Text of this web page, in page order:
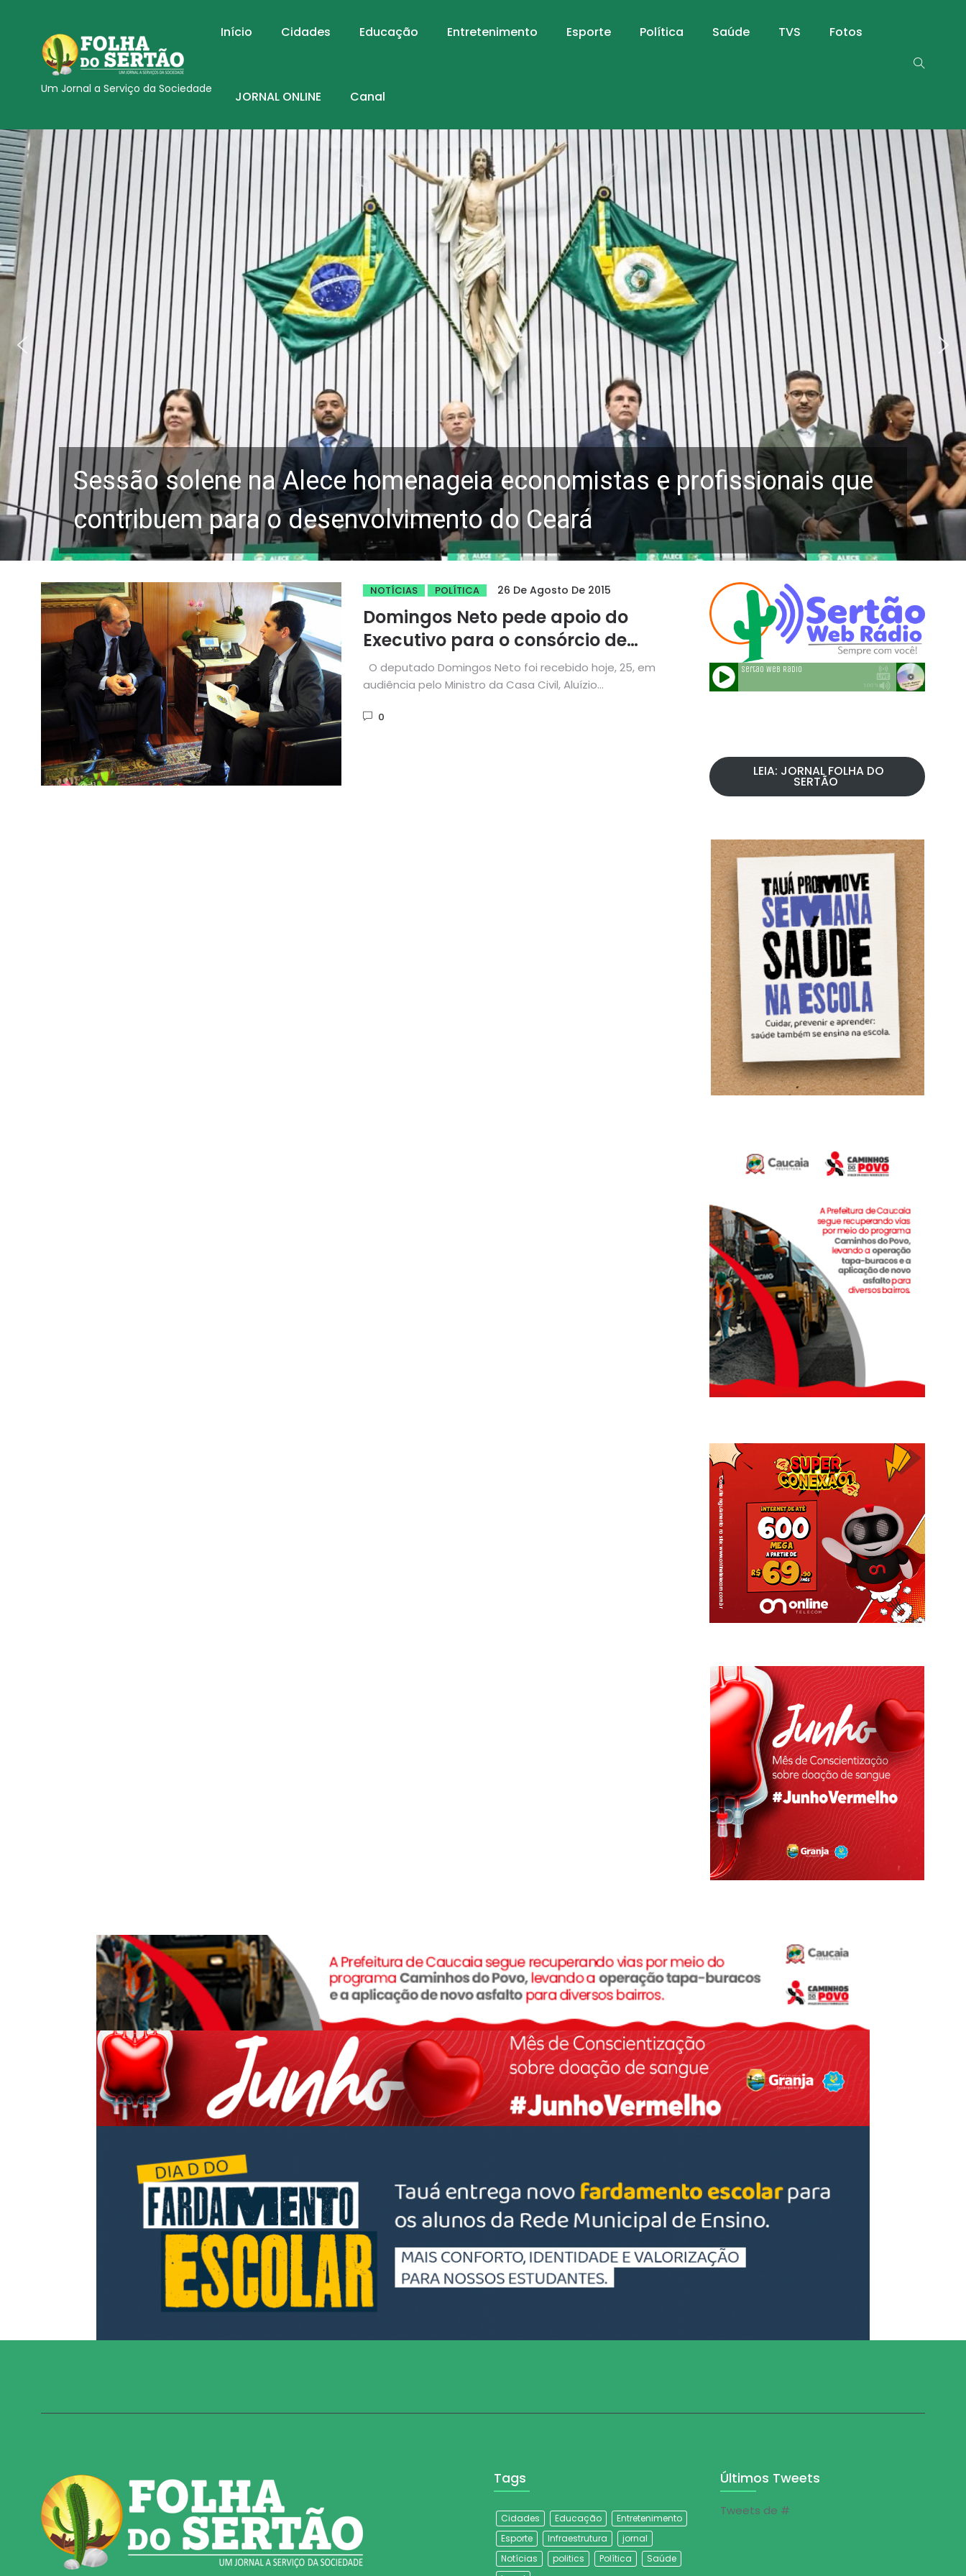
Um Jornal a Serviço da Sociedade
Início Cidades Educação Entretenimento Esporte Política Saúde TVS Fotos
JORNAL ONLINE Canal
Sessão solene na Alece homenageia economistas e profissionais que
contribuem para o desenvolvimento do Ceará
NOTÍCIAS POLÍTICA 26 De Agosto De 2015
Domingos Neto pede apoio do
Executivo para o consórcio de
perfuratrizes
O deputado Domingos Neto foi recebido hoje, 25, em
audiência pelo Ministro da Casa Civil, Aluízio
0
LEIA: JORNAL FOLHA DO
SERTÃO
Tags
Cidades Educação
Entretenimento
Esporte
Infraestrutura
jornal
Notícias
politics Política
Saúde
Últimos Tweets
Tweets de #